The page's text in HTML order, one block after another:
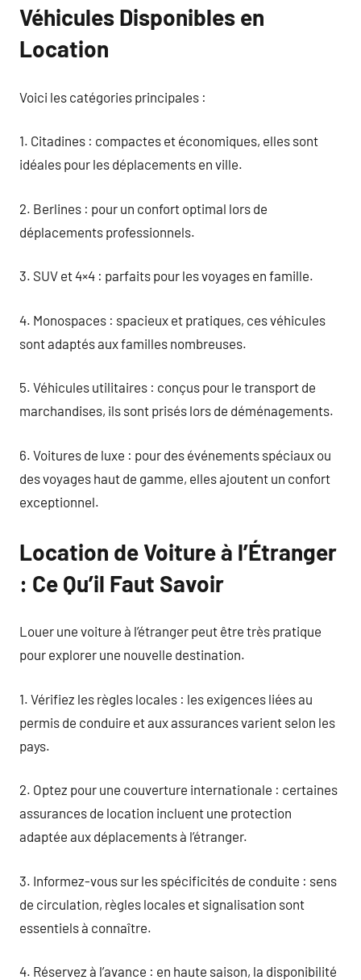
Véhicules Disponibles en
Location
Voici les catégories principales :
1. Citadines : compactes et économiques, elles sont
idéales pour les déplacements en ville.
2. Berlines : pour un confort optimal lors de
déplacements professionnels.
3. SUV et 4×4 : parfaits pour les voyages en famille.
4. Monospaces : spacieux et pratiques, ces véhicules
sont adaptés aux familles nombreuses.
5. Véhicules utilitaires : conçus pour le transport de
marchandises, ils sont prisés lors de déménagements.
6. Voitures de luxe : pour des événements spéciaux ou
des voyages haut de gamme, elles ajoutent un confort
exceptionnel.
Location de Voiture à l’Étranger
: Ce Qu’il Faut Savoir
Louer une voiture à l’étranger peut être très pratique
pour explorer une nouvelle destination.
1. Vérifiez les règles locales : les exigences liées au
permis de conduire et aux assurances varient selon les
pays.
2. Optez pour une couverture internationale : certaines
assurances de location incluent une protection
adaptée aux déplacements à l’étranger.
3. Informez-vous sur les spécificités de conduite : sens
de circulation, règles locales et signalisation sont
essentiels à connaître.
4. Réservez à l’avance : en haute saison, la disponibilité